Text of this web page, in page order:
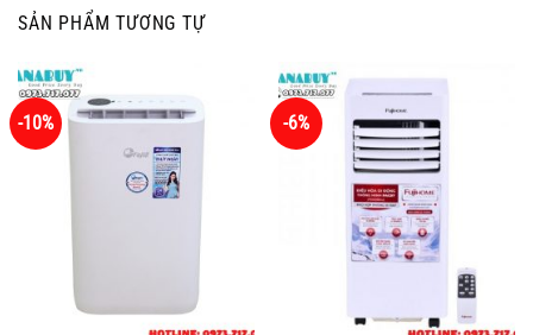
SẢN PHẨM TƯƠNG TỰ
-10% -6%